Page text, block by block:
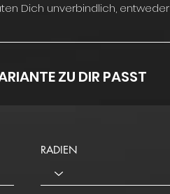
Dich unverbindlich, entweder
ZU DIR PASST
RADIEN